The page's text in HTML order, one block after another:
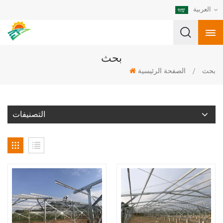
العربية
بحث
الصفحة الرئيسية / بحث
التصنيفات